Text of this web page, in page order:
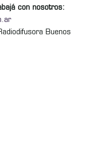
con nosotros:
Buenos